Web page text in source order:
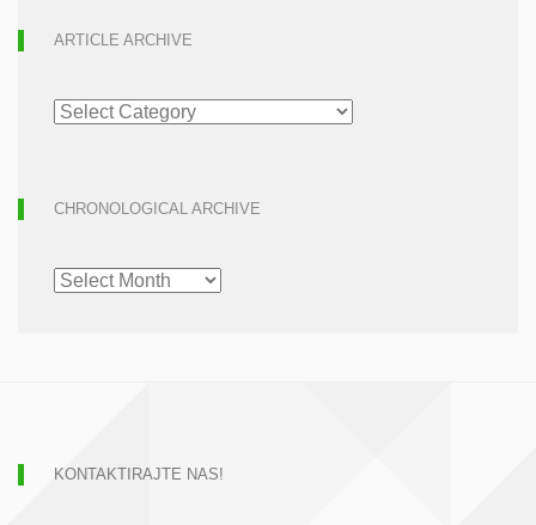
ARTICLE ARCHIVE
ARTICLE
ARCHIVE
CHRONOLOGICAL ARCHIVE
CHRONOLOGICAL
ARCHIVE
KONTAKTIRAJTE NAS!